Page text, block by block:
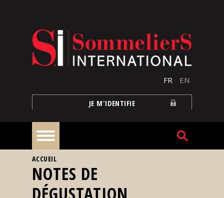
FR EN
JE M'IDENTIFIE
À
la
une
VOUS ÊTES ICI
ACCUEIL
NOTES DE
DÉGUSTATION